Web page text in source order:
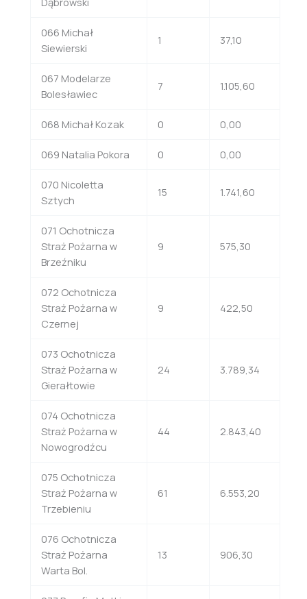
066 Michał
Siewierski
1 37,10
067 Modelarze
Bolesławiec
7 1.105,60
068 Michał Kozak 0 0,00
069 Natalia Pokora 0 0,00
070 Nicoletta
Sztych
15 1.741,60
071 Ochotnicza
Straż Pożarna w
Brzeźniku
9 575,30
072 Ochotnicza
Straż Pożarna w
Czernej
9 422,50
073 Ochotnicza
Straż Pożarna w
Gierałtowie
24 3.789,34
074 Ochotnicza
Straż Pożarna w
Nowogrodźcu
44 2.843,40
075 Ochotnicza
Straż Pożarna w
Trzebieniu
61 6.553,20
076 Ochotnicza
Straż Pożarna
Warta Bol.
13 906,30